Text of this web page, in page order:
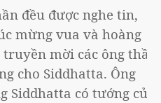
đều được nghe tin,
mừng vua và hoàng
mời các ông thầy
cho Siddhatta. Ông
có tướng của